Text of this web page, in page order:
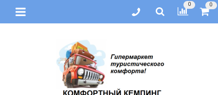
0 0